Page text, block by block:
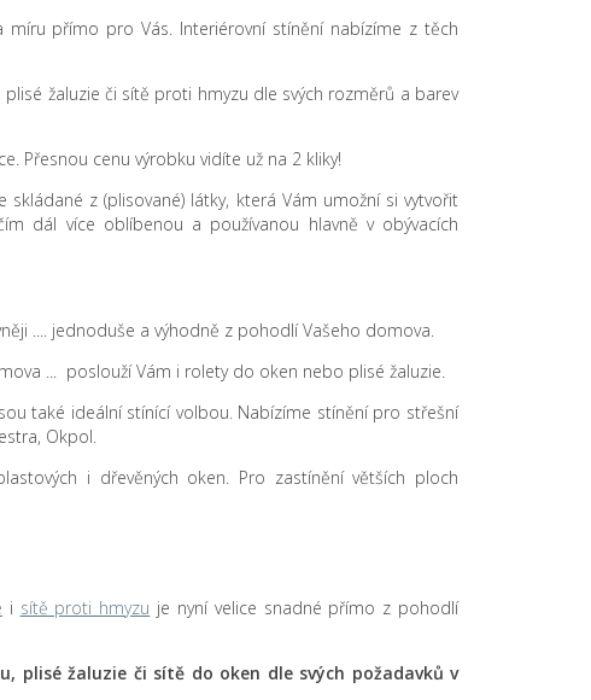
přímo pro Vás. Interiérovní stínění nabízíme z těch
žaluzie či sítě proti hmyzu dle svých rozměrů a barev
Přesnou cenu výrobku vidíte už na 2 kliky!
skládané z (plisované) látky, která Vám umožní si vytvořit
dál více oblíbenou a používanou hlavně v obývacích
.... jednoduše a výhodně z pohodlí Vašeho domova.
... poslouží Vám i rolety do oken nebo plisé žaluzie.
také ideální stínící volbou. Nabízíme stínění pro střešní
Okpol.
i dřevěných oken. Pro zastínění větších ploch
i sítě proti hmyzu je nyní velice snadné přímo z pohodlí
plisé žaluzie či sítě do oken dle svých požadavků v